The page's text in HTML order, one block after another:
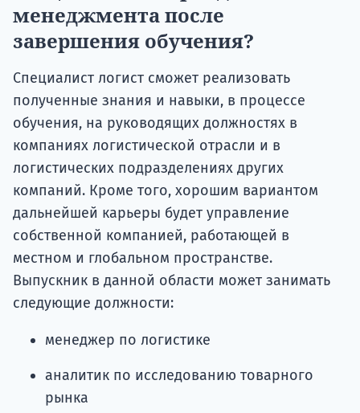
менеджмента после
завершения обучения?
Специалист логист сможет реализовать
полученные знания и навыки, в процессе
обучения, на руководящих должностях в
компаниях логистической отрасли и в
логистических подразделениях других
компаний. Кроме того, хорошим вариантом
дальнейшей карьеры будет управление
собственной компанией, работающей в
местном и глобальном пространстве.
Выпускник в данной области может занимать
следующие должности:
менеджер по логистике
аналитик по исследованию товарного
рынка